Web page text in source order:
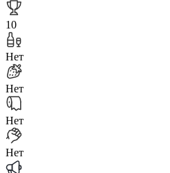
10
Нет
Нет
Нет
Нет